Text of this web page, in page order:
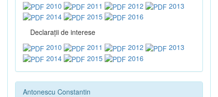
2010
2011 2012
2013
2014
2015
2016
Declaraţii de interese
2010
2011 2012
2013
2014
2015 2016
Antonescu Constantin